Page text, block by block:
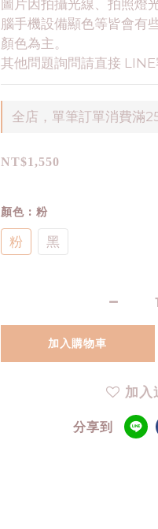
圖片因拍攝光線、拍照燈
腦手機設備顯色等皆會有
顏色為主。
其他問題詢問請直接 LINE
全店，單筆訂單消費滿
NT$1,550
顏色 : 粉
粉 黑
加入購物車
加入
分享到